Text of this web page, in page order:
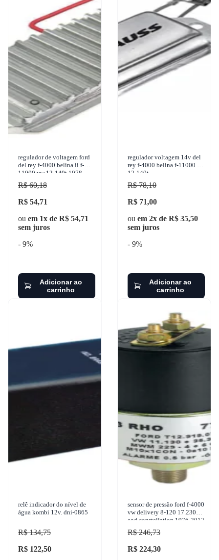
regulador de voltagem ford
del rey f-4000 belina ii f-
11000 vw 12-140t 1978-
2005 gauss - ga058r
R$ 60,18
R$ 54,71
ou em 1x de R$ 54,71
sem juros
- 9%
Adicionar ao
carrinho
regulador voltagem 14v del
rey f-4000 belina f-11000 vw
12-140t
R$ 78,10
R$ 71,00
ou em 2x de R$ 35,50
sem juros
- 9%
Adicionar ao
carrinho
relê indicador do nível de
água kombi 12v. dni-0865
R$ 134,75
R$ 122,50
sensor de pressão ford f-4000
vw delivery 8-120 17.230
eod constellation 1976-2012
3-rho - 7700
R$ 246,73
R$ 224,30